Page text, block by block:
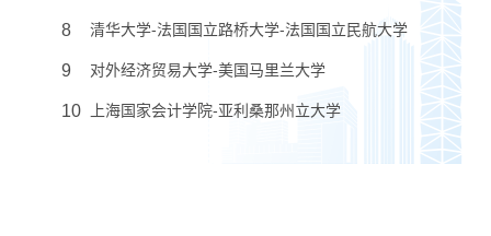
8 清华大学-法国国立路桥大学-法国国立民航大学
9 对外经济贸易大学-美国马里兰大学
10 上海国家会计学院-亚利桑那州立大学